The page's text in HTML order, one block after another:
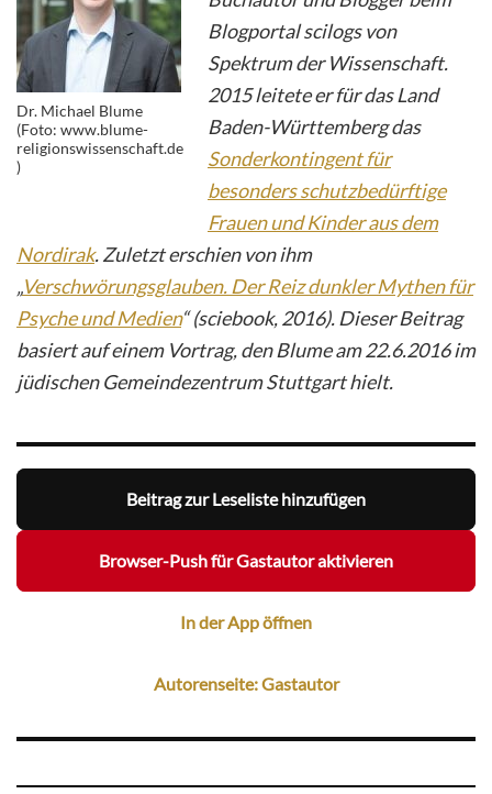
Dr. Michael Blume
(Foto: www.blume-
religionswissenschaft.de
)
Blogportal scilogs von
Spektrum der Wissenschaft.
2015 leitete er für das Land
Baden-Württemberg das
Sonderkontingent für
besonders schutzbedürftige
Frauen und Kinder aus dem
Nordirak. Zuletzt erschien von ihm
„Verschwörungsglauben. Der Reiz dunkler Mythen für
Psyche und Medien“ (sciebook, 2016). Dieser Beitrag
basiert auf einem Vortrag, den Blume am 22.6.2016 im
jüdischen Gemeindezentrum Stuttgart hielt.
Beitrag zur Leseliste hinzufügen
Browser-Push für Gastautor aktivieren
In der App öffnen
Autorenseite: Gastautor